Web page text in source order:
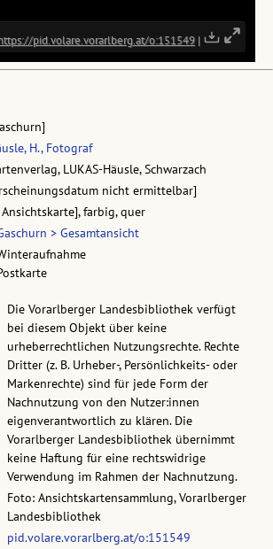
H., Fotograf
LUKAS-Häusle, Schwarzach
nicht ermittelbar]
farbig, quer
> Gesamtansicht
Die Vorarlberger Landesbibliothek verfügt
bei diesem Objekt über keine
urheberrechtlichen Nutzungsrechte. Rechte
Dritter (z. B. Urheber-, Persönlichkeits- oder
Markenrechte) sind für jede Form der
Nachnutzung von den Nutzer:innen
eigenverantwortlich zu klären. Die
Vorarlberger Landesbibliothek übernimmt
keine Haftung für eine rechtswidrige
Verwendung im Rahmen der Nachnutzung.
Foto: Ansichtskartensammlung, Vorarlberger
Landesbibliothek
pid.volare.vorarlberg.at/o:151549